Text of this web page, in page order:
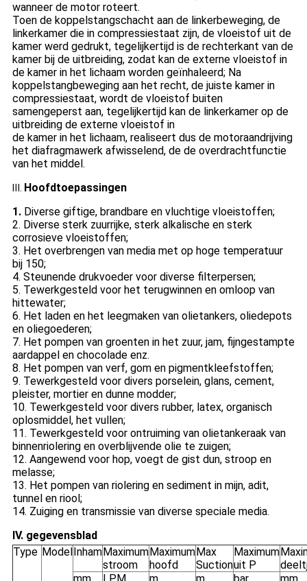
wanneer de motor roteert.
Toen de koppelstangschacht aan de linkerbeweging, de
linkerkamer die in compressiestaat zijn, de vloeistof uit de
kamer werd gedrukt, tegelijkertijd is de rechterkant van de
kamer bij de uitbreiding, zodat kan de externe vloeistof in
de kamer in het lichaam worden geïnhaleerd; Na
koppelstangbeweging aan het recht, de juiste kamer in
compressiestaat, wordt de vloeistof buiten
samengeperst aan, tegelijkertijd kan de linkerkamer op de
uitbreiding de externe vloeistof in
de kamer in het lichaam, realiseert dus de motoraandrijving
het diafragmawerk afwisselend, de de overdrachtfunctie
van het middel.
Ⅲ. Hoofdtoepassingen
1. Diverse giftige, brandbare en vluchtige vloeistoffen;
2. Diverse sterk zuurrijke, sterk alkalische en sterk
corrosieve vloeistoffen;
3. Het overbrengen van media met op hoge temperatuur
bij 150;
4. Steunende drukvoeder voor diverse filterpersen;
5. Tewerkgesteld voor het terugwinnen en omloop van
hittewater;
6. Het laden en het leegmaken van olietankers, oliedepots
en oliegoederen;
7. Het pompen van groenten in het zuur, jam, fijngestampte
aardappel en chocolade enz.
8. Het pompen van verf, gom en pigmentkleefstoffen;
9. Tewerkgesteld voor divers porselein, glans, cement,
pleister, mortier en dunne modder;
10. Tewerkgesteld voor divers rubber, latex, organisch
oplosmiddel, het vullen;
11. Tewerkgesteld voor ontruiming van olietankeraak van
binnenriolering en overblijvende olie te zuigen;
12. Aangewend voor hop, voegt de gist dun, stroop en
melasse;
13. Het pompen van riolering en sediment in mijn, adit,
tunnel en riool;
14. Zuiging en transmissie van diverse speciale media.
IV. gegevensblad
Type Model Inham Maximum
stroom
Maximum
hoofd
Max
Suction
Maximum
uit P